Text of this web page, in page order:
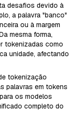
desafios devido à
a palavra "banco"
ou à margem
mesma forma,
tokenizadas como
unidade, afectando
tokenização
palavras em tokens
os modelos
completo do